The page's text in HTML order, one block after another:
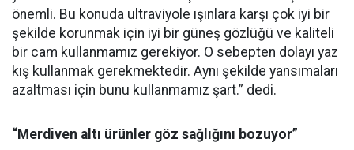
önemli. Bu konuda ultraviyole ışınlara karşı çok iyi bir
şekilde korunmak için iyi bir güneş gözlüğü ve kaliteli
bir cam kullanmamız gerekiyor. O sebepten dolayı yaz
kış kullanmak gerekmektedir. Aynı şekilde yansımaları
azaltması için bunu kullanmamız şart.” dedi.
“Merdiven altı ürünler göz sağlığını bozuyor”